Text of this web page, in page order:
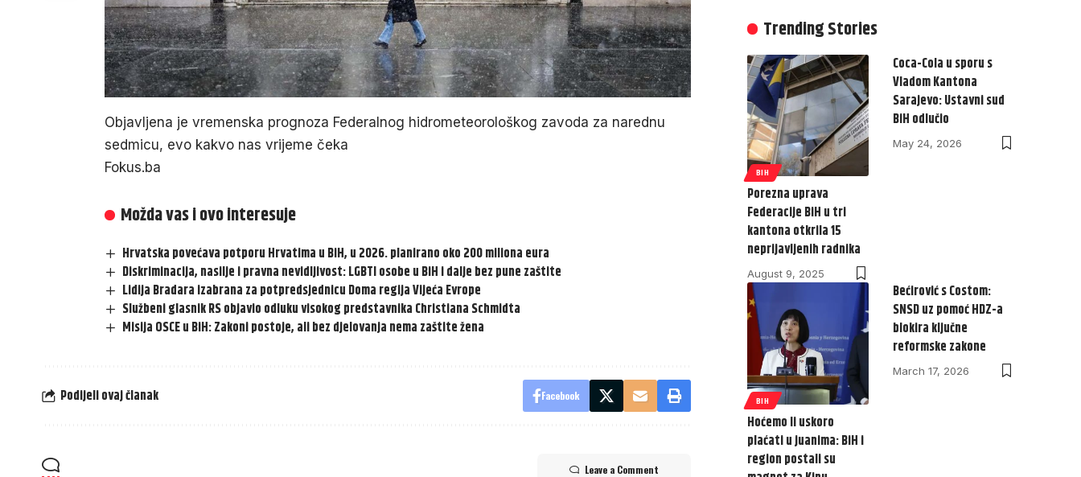
Objavljena je vremenska prognoza Federalnog hidrometeorološkog zavoda za narednu
sedmicu, evo kakvo nas vrijeme čeka
Fokus.ba
Možda vas i ovo interesuje
Hrvatska povećava potporu Hrvatima u BiH, u 2026. planirano oko 200 miliona eura
Diskriminacija, nasilje i pravna nevidljivost: LGBTI osobe u BiH i dalje bez pune zaštite
Lidija Bradara izabrana za potpredsjednicu Doma regija Vijeća Evrope
Službeni glasnik RS objavio odluku visokog predstavnika Christiana Schmidta
Misija OSCE u BiH: Zakoni postoje, ali bez djelovanja nema zaštite žena
Podijeli ovaj članak Facebook
Leave a Comment
Trending Stories
BIH
Porezna uprava
Federacije BiH u tri
kantona otkrila 15
neprijavljenih radnika
August 9, 2025
Coca-Cola u sporu s
Vladom Kantona
Sarajevo: Ustavni sud
BiH odlučio
May 24, 2026
BIH
Hoćemo li uskoro
plaćati u juanima: BiH i
region postali su
Bećirović s Costom:
SNSD uz pomoć HDZ-a
blokira ključne
reformske zakone
March 17, 2026